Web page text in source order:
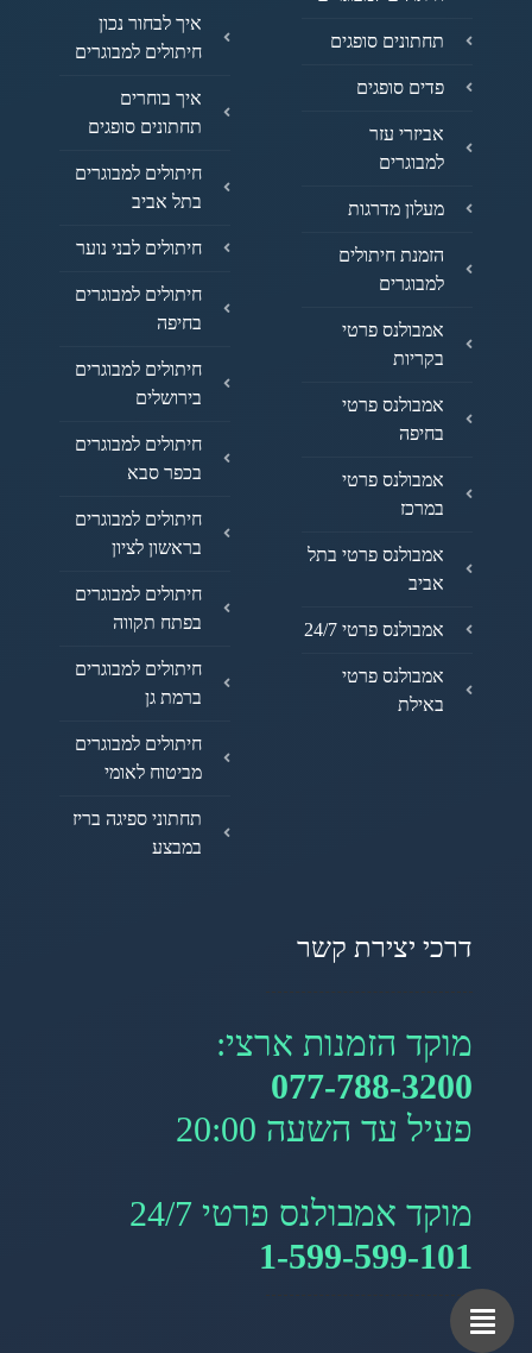
תחתונים סופגים
פדים סופגים
אביזרי עזר
למבוגרים
מעלון מדרגות
הזמנת חיתולים
למבוגרים
אמבולנס פרטי
בקריות
אמבולנס פרטי
בחיפה
אמבולנס פרטי
במרכז
אמבולנס פרטי בתל
אביב
אמבולנס פרטי 24/7
אמבולנס פרטי
באילת
איך לבחור נכון
חיתולים למבוגרים
איך בוחרים
תחתונים סופגים
חיתולים למבוגרים
בתל אביב
חיתולים לבני נוער
חיתולים למבוגרים
בחיפה
חיתולים למבוגרים
בירושלים
חיתולים למבוגרים
בכפר סבא
חיתולים למבוגרים
בראשון לציון
חיתולים למבוגרים
בפתח תקווה
חיתולים למבוגרים
ברמת גן
חיתולים למבוגרים
מביטוח לאומי
תחתוני ספיגה בריז
במבצע
דרכי יצירת קשר
מוקד הזמנות ארצי:
077-788-3200
פעיל עד השעה 20:00
מוקד אמבולנס פרטי 24/7
1-599-599-101